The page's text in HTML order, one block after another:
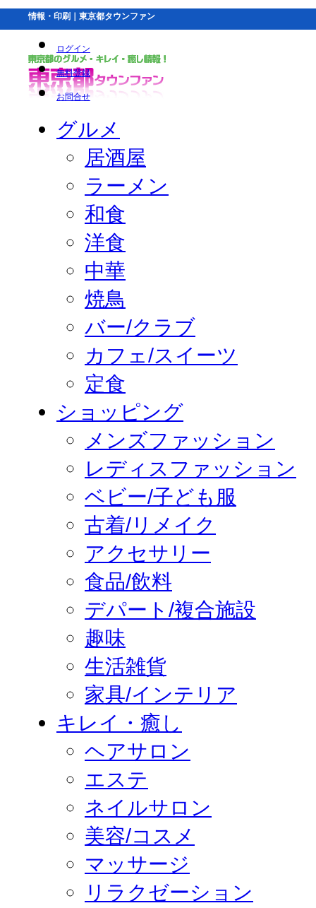
情報・印刷｜東京都タウンファン
ログイン
無料登録
お問合せ
グルメ
居酒屋
ラーメン
和食
洋食
中華
焼鳥
バー/クラブ
カフェ/スイーツ
定食
ショッピング
メンズファッション
レディスファッション
ベビー/子ども服
古着/リメイク
アクセサリー
食品/飲料
デパート/複合施設
趣味
生活雑貨
家具/インテリア
キレイ・癒し
ヘアサロン
エステ
ネイルサロン
美容/コスメ
マッサージ
リラクゼーション